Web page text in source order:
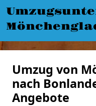
Umzug von
nach
Angebote